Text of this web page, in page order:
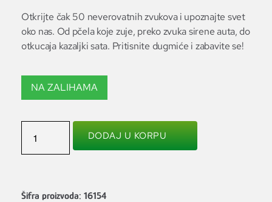
Otkrijte čak 50 neverovatnih zvukova i upoznajte svet
oko nas. Od pčela koje zuje, preko zvuka sirene auta, do
otkucaja kazaljki sata. Pritisnite dugmiće i zabavite se!
NA ZALIHAMA
DODAJ U KORPU
Šifra proizvoda: 16154